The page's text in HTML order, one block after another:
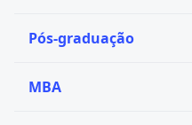
Pós-graduação
MBA